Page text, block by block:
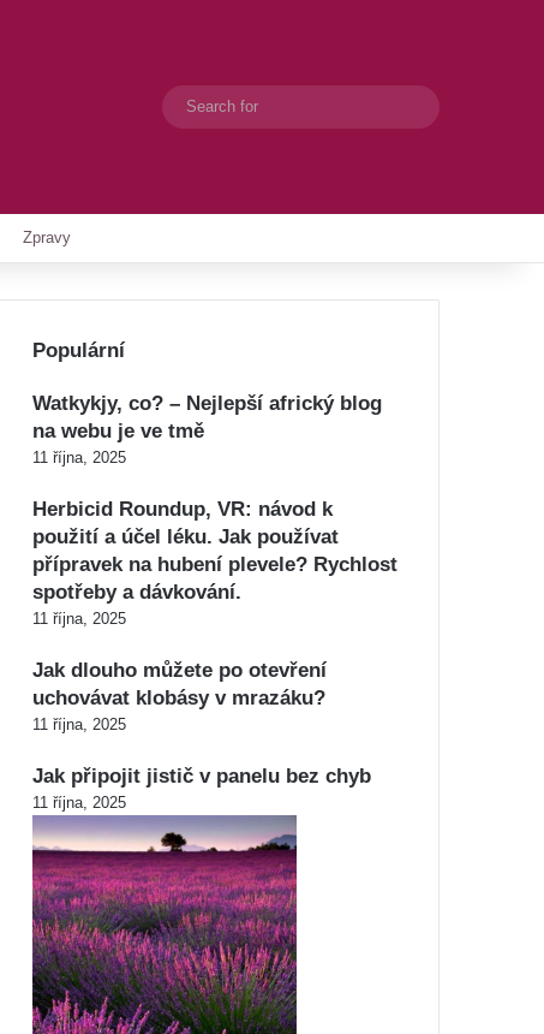
Switch skin
Zpravy
Populární
Watkykjy, co? – Nejlepší africký blog
na webu je ve tmě
11 října, 2025
Herbicid Roundup, VR: návod k
použití a účel léku. Jak používat
přípravek na hubení plevele? Rychlost
spotřeby a dávkování.
11 října, 2025
Jak dlouho můžete po otevření
uchovávat klobásy v mrazáku?
11 října, 2025
Jak připojit jistič v panelu bez chyb
11 října, 2025